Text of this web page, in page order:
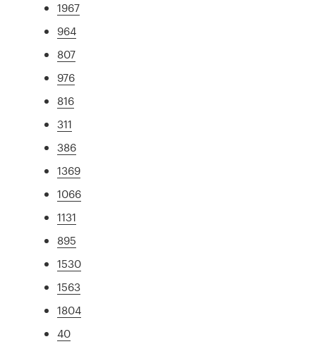
1967
964
807
976
816
311
386
1369
1066
1131
895
1530
1563
1804
40